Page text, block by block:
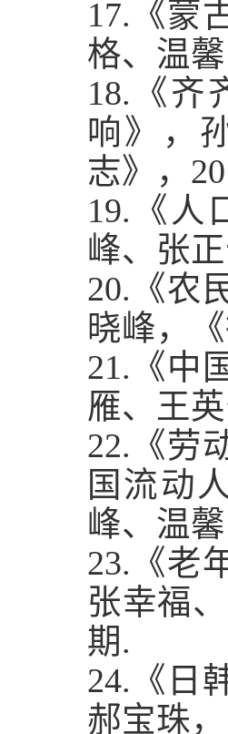
17. 《蒙
格、温
18. 《
响》，
志》，
19. 《
峰、张
20. 《农
晓峰，
21. 《中
雁、王
22. 《
国流动
峰、温
23. 《老
张幸福
期.
24. 《日
郝宝珠